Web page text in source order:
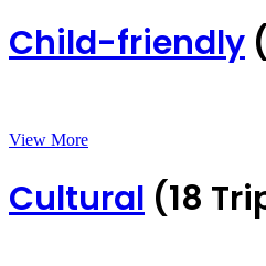
Child-friendly
View More
Cultural (18